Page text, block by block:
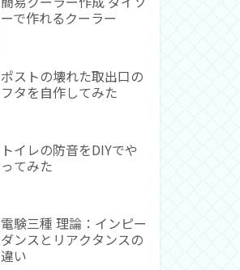
ーで作れるクーラー
ポストの壊れた取出口の
フタを自作してみた
トイレの防音をDIYでや
ってみた
電験三種 理論：インピー
ダンスとリアクタンスの
違い